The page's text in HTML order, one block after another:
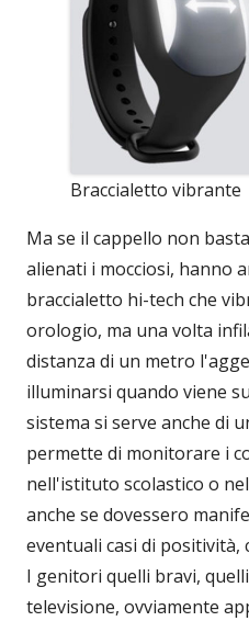
Braccialetto vibrante
Ma se il cappello non
alienati i mocciosi, hanno
braccialetto hi-tech che
orologio, ma una volta
distanza di un metro
illuminarsi quando viene
sistema si serve anche di
permette di monitorare i
nell'istituto scolastico o
anche se dovessero
eventuali casi di positività,
I genitori quelli bravi,
televisione, ovviamente